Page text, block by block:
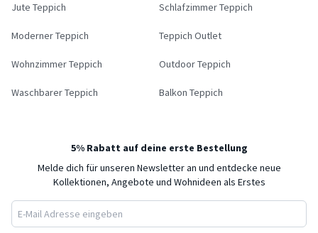
Jute Teppich Schlafzimmer Teppich
Moderner Teppich Teppich Outlet
Wohnzimmer Teppich Outdoor Teppich
Waschbarer Teppich Balkon Teppich
5% Rabatt auf deine erste Bestellung
Melde dich für unseren Newsletter an und entdecke neue
Kollektionen, Angebote und Wohnideen als Erstes